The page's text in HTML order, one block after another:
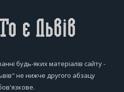
будь-яких матеріалів сайту -
не нижче другого абзацу